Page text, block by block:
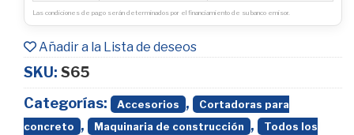
Las condiciones de pago serán determinados por el financiamiento de su banco emisor.
Añadir a la Lista de deseos
SKU: S65
Categorías:
Accesorios ,
Cortadoras para
concreto
, Maquinaria de construcción ,
Todos los